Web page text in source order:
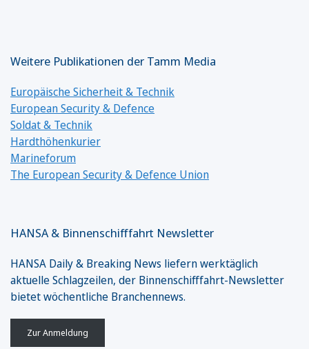
Weitere Publikationen der Tamm Media
Europäische Sicherheit & Technik
European Security & Defence
Soldat & Technik
Hardthöhenkurier
Marineforum
The European Security & Defence Union
HANSA & Binnenschifffahrt Newsletter
HANSA Daily & Breaking News liefern werktäglich
aktuelle Schlagzeilen, der Binnenschifffahrt-Newsletter
bietet wöchentliche Branchennews.
Zur Anmeldung